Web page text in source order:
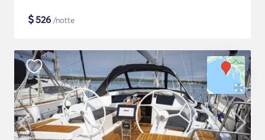
$526 /notte